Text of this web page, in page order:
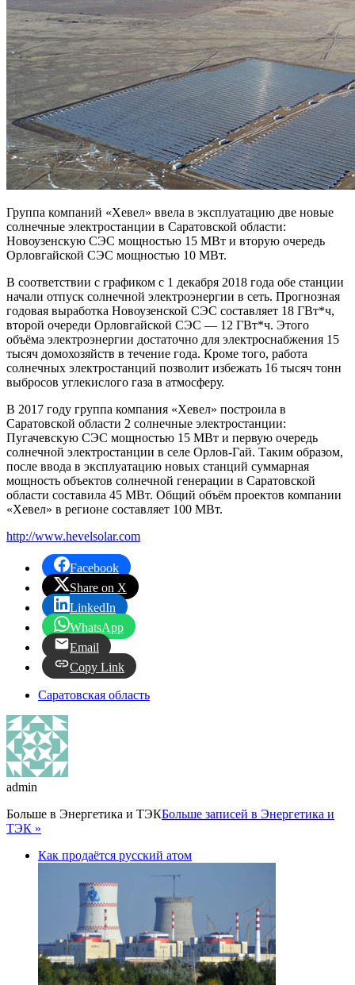
Группа компаний «Хевел» ввела в эксплуатацию две новые
солнечные электростанции в Саратовской области:
Новоузенскую СЭС мощностью 15 МВт и вторую очередь
Орловгайской СЭС мощностью 10 МВт.
В соответствии с графиком с 1 декабря 2018 года обе станции
начали отпуск солнечной электроэнергии в сеть. Прогнозная
годовая выработка Новоузенской СЭС составляет 18 ГВт*ч,
второй очереди Орловгайской СЭС — 12 ГВт*ч. Этого
объёма электроэнергии достаточно для электроснабжения 15
тысяч домохозяйств в течение года. Кроме того, работа
солнечных электростанций позволит избежать 16 тысяч тонн
выбросов углекислого газа в атмосферу.
В 2017 году группа компания «Хевел» построила в
Саратовской области 2 солнечные электростанции:
Пугачевскую СЭС мощностью 15 МВт и первую очередь
солнечной электростанции в селе Орлов-Гай. Таким образом,
после ввода в эксплуатацию новых станций суммарная
мощность объектов солнечной генерации в Саратовской
области составила 45 МВт. Общий объём проектов компании
«Хевел» в регионе составляет 100 МВт.
http://www.hevelsolar.com
Facebook
Share on X
LinkedIn
WhatsApp
Email
Copy Link
Саратовская область
admin
Больше в Энергетика и ТЭКБольше записей в Энергетика и
ТЭК »
Как продаётся русский атом